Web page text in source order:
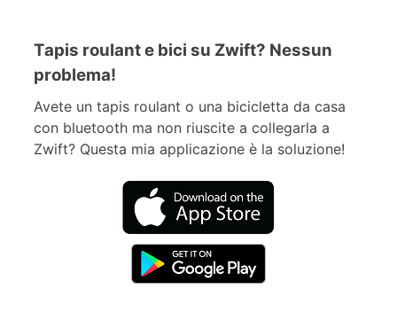
Tapis roulant e bici su Zwift? Nessun
problema!
Avete un tapis roulant o una bicicletta da casa
con bluetooth ma non riuscite a collegarla a
Zwift? Questa mia applicazione è la soluzione!